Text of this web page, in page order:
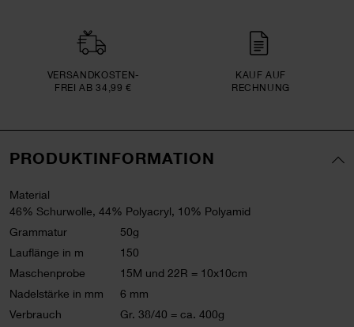
VERSAND­KOSTEN­
FREI AB 34,99 €
KAUF AUF
RECHNUNG
PRODUKTINFORMATION
Material
46% Schurwolle, 44% Polyacryl, 10% Polyamid
Grammatur
50g
Lauflänge in m
150
Maschenprobe
15M und 22R = 10x10cm
Nadelstärke in mm
6 mm
Verbrauch
Gr. 38/40 = ca. 400g